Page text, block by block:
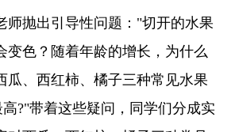
师抛出引导性问题："切开的水果
变色？随着年龄的增长，为什么
瓜、西红柿、橘子三种常见水果
?"带着这些疑问，同学们分成实